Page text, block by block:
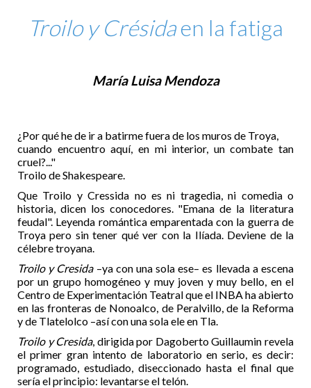
Troilo y Crésidaen la fatiga
María Luisa Mendoza
¿Por qué he de ir a batirme fuera de los muros de Troya,
cuando encuentro aquí, en mi interior, un combate tan
cruel?..."
Troilo de Shakespeare.
Que Troilo y Cressida no es ni tragedia, ni comedia o
historia, dicen los conocedores. "Emana de la literatura
feudal". Leyenda romántica emparentada con la guerra de
Troya pero sin tener qué ver con la Ilíada. Deviene de la
célebre troyana.
Troilo y Cresida–ya con una sola ese– es llevada a escena
por un grupo homogéneo y muy joven y muy bello, en el
Centro de Experimentación Teatral que el INBA ha abierto
en las fronteras de Nonoalco, de Peralvillo, de la Reforma
y de Tlatelolco –así con una sola ele en Tla.
Troilo y Cresida, dirigida por Dagoberto Guillaumin revela
el primer gran intento de laboratorio en serio, es decir:
programado, estudiado, diseccionado hasta el final que
sería el principio: levantarse el telón.